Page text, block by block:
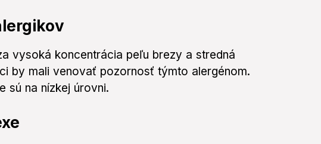
vysoká koncentrácia peľu brezy a stredná
by mali venovať pozornosť týmto alergénom.
sú na nízkej úrovni.